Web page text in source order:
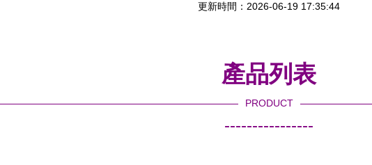
更新時間：2026-06-19 17:35:44
產品列表
PRODUCT
----------------